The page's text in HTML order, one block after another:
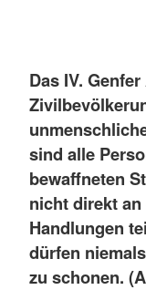
Das IV.
sind alle
bewaffneten
nicht direkt
Handlungen
dürfen
zu schonen.